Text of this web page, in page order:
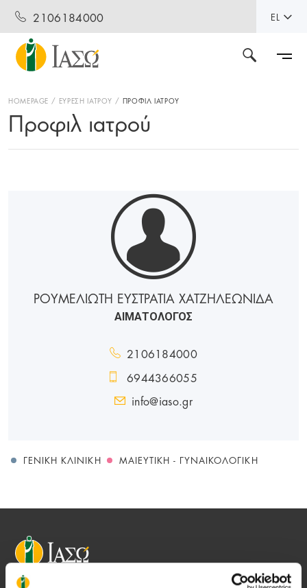
2106184000 EL
HOMEPAGE ΕΥΡΕΣΗ ΙΑΤΡΟΥ ΠΡΟΦΙΛ ΙΑΤΡΟΥ
Προφιλ ιατρού
ΡΟΥΜΕΛΙΩΤΗ ΕΥΣΤΡΑΤΙΑ ΧΑΤΖΗΛΕΩΝΙΔΑ
ΑΙΜΑΤΟΛΟΓΟΣ
2106184000
6944366055
info@iaso.gr
ΓΕΝΙΚΉ ΚΛΙΝΙΚΉ ΜΑΙΕΥΤΙΚΉ - ΓΥΝΑΙΚΟΛΟΓΙΚΉ